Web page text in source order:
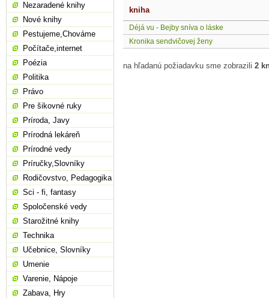
kniha
Déjá vu - Bejby sníva o láske
Kronika sendvičovej ženy
na hľadanú požiadavku sme zobrazili 2
Nezaradené knihy
Nové knihy
Pestujeme,Chováme
Počítače,internet
Poézia
Politika
Právo
Pre šikovné ruky
Príroda, Javy
Prírodná lekáreň
Prírodné vedy
Príručky,Slovníky
Rodičovstvo, Pedagogika
Sci - fi, fantasy
Spoločenské vedy
Starožitné knihy
Technika
Učebnice, Slovníky
Umenie
Varenie, Nápoje
Zabava, Hry